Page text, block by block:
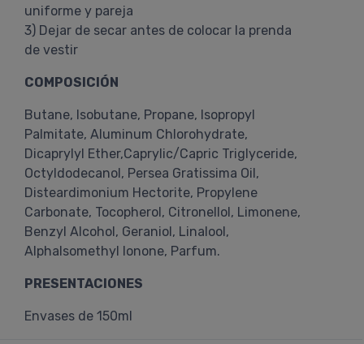
uniforme y pareja
3) Dejar de secar antes de colocar la prenda
de vestir
COMPOSICIÓN
Butane, Isobutane, Propane, Isopropyl
Palmitate, Aluminum Chlorohydrate,
Dicaprylyl Ether,Caprylic/Capric Triglyceride,
Octyldodecanol, Persea Gratissima Oil,
Disteardimonium Hectorite, Propylene
Carbonate, Tocopherol, Citronellol, Limonene,
Benzyl Alcohol, Geraniol, Linalool,
AlphaIsomethyl Ionone, Parfum.
PRESENTACIONES
Envases de 150ml